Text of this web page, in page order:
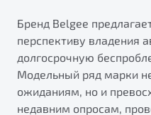
Бренд Belgee
перспективу владения
долгосрочную
Модельный ряд марки
ожиданиям, но и
недавним опросам,